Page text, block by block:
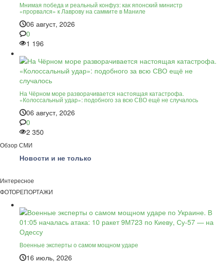
Мнимая победа и реальный конфуз: как японский министр
«прорвался» к Лаврову на саммите в Маниле
06 август, 2026
0
1 196
На Чёрном море разворачивается настоящая катастрофа.
«Колоссальный удар»: подобного за всю СВО ещё не случалось
06 август, 2026
0
2 350
Обзор СМИ
Новости и не только
Интересное
ФОТОРЕПОРТАЖИ
Военные эксперты о самом мощном ударе
16 июль, 2026